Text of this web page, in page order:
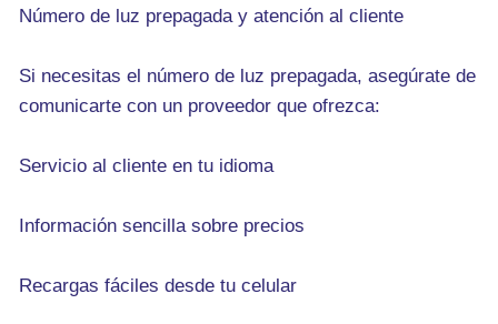
Número de luz prepagada y atención al cliente
Si necesitas el número de luz prepagada, asegúrate de
comunicarte con un proveedor que ofrezca:
Servicio al cliente en tu idioma
Información sencilla sobre precios
Recargas fáciles desde tu celular